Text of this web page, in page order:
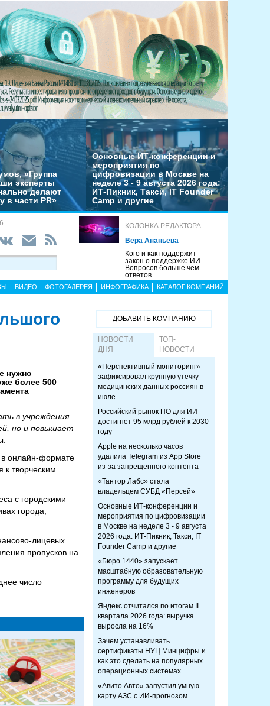
«Группа
эксперты
делают
в части PR»
Основные ИТ-конференции и
мероприятия по
цифровизации в Москве на
неделе 3 - 9 августа 2026 года:
ИТ-Пикник, Такси, IT Founder
Camp и другие
КОЛОНКА РЕДАКТОРА
Вера Ананьева
Кого и как поддержит
закон о поддержке ИИ.
Вопросов больше чем
ответов
ВИДЕО ФОТОГАЛЕРЕЯ ИНФОГРАФИКА КАТАЛОГ КОМПАНИЙ
нужно
более 500
в учреждения
но и повышает
в онлайн-формате
к творческим
с городскими
города,
пропусков на
число
ДОБАВИТЬ КОМПАНИЮ
НОВОСТИ
ДНЯ
ТОП-
НОВОСТИ
«Перспективный мониторинг»
зафиксировал крупную утечку
медицинских данных россиян в
июле
Российский рынок ПО для ИИ
достигнет 95 млрд рублей к 2030
году
Apple на несколько часов
удалила Telegram из App Store
из-за запрещенного контента
«Тантор Лабс» стала
владельцем СУБД «Персей»
Основные ИТ-конференции и
мероприятия по цифровизации
в Москве на неделе 3 - 9 августа
2026 года: ИТ-Пикник, Такси, IT
Founder Camp и другие
«Бюро 1440» запускает
масштабную образовательную
программу для будущих
инженеров
Яндекс отчитался по итогам II
квартала 2026 года: выручка
выросла на 16%
Зачем устанавливать
сертификаты НУЦ Минцифры и
как это сделать на популярных
операционных системах
«Авито Авто» запустил умную
карту АЗС с ИИ-прогнозом